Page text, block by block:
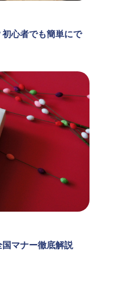
心者でも簡単にで
マナー徹底解説